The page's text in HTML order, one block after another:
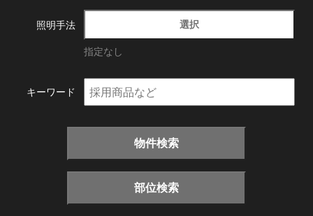
照明手法 選択
指定なし
キーワード
物件検索
部位検索